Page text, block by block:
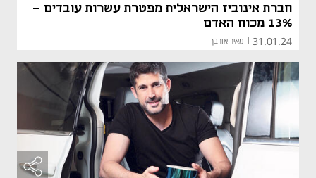
חברת אינוביז הישראלית מפטרת עשרות עובדים -
13% מכוח האדם
31.01.24 מאיר אורבך